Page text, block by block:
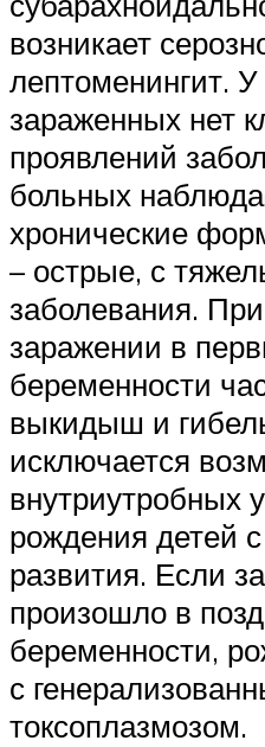
возникает
лептоменингит.
зараженных нет
проявлений
больных
хронические
– острые, с
заболевания.
заражении в
беременности
выкидыш и
исключается
внутриутробных
рождения детей
развития. Если
произошло в
беременности,
с
токсоплазмозом.